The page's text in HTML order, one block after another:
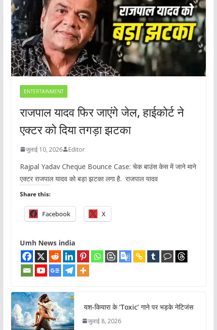
ENTERTAINMENT
राजपाल यादव फिर जाएंगे जेल, हाईकोर्ट ने
एक्टर को दिया तगड़ा झटका
जुलाई 10, 2026 Editor
Rajpal Yadav Cheque Bounce Case: चेक बाउंस केस में जाने माने
एक्टर राजपाल यादव को बड़ा झटका लगा है. राजपाल यादव
Share this:
Facebook X
Umh News india
यश-कियारा के ‘Toxic’ गाने पर भड़के नेटिजंस
जुलाई 8, 2026